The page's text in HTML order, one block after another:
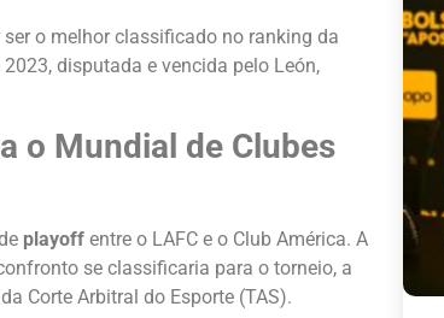
o melhor classificado no ranking da
2023, disputada e vencida pelo León,
o Mundial de Clubes
playoff entre o LAFC e o Club América. A
se classificaria para o torneio, a
Corte Arbitral do Esporte (TAS).